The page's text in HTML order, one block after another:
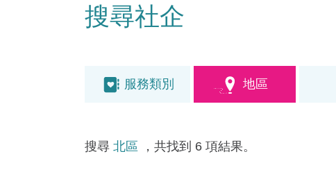
搜尋社企
服務類別 地區
搜尋 北區 ，共找到 6 項結果。